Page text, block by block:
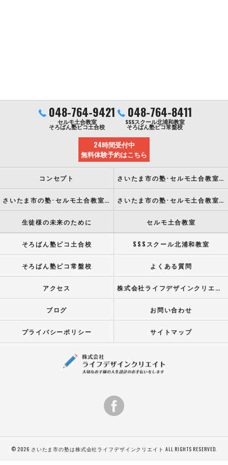
048-764-9421
セルモ土合教室
そろばん塾ピコ土合校
048-764-8411
SSSスクール北浦和教室
そろばん塾ピコ常盤校
24時間受付中
無料体験予約はこちら
コンセプト さいたま市の塾･セルモ土合教室の口コミ情報
さいたま市の塾･セルモ土合教室の評判 さいたま市の塾･セルモ土合教室のお客様の声
生徒様の未来のために セルモ土合教室
そろばん塾ピコ土合校 SSSスクール北浦和教室
そろばん塾ピコ常盤校 よくある質問
アクセス 株式会社ライフデザインクリエイト
ブログ お問い合わせ
プライバシーポリシー サイトマップ
© 2026 さいたま市の塾は株式会社ライフデザインクリエイト ALL RIGHTS RESERVED.